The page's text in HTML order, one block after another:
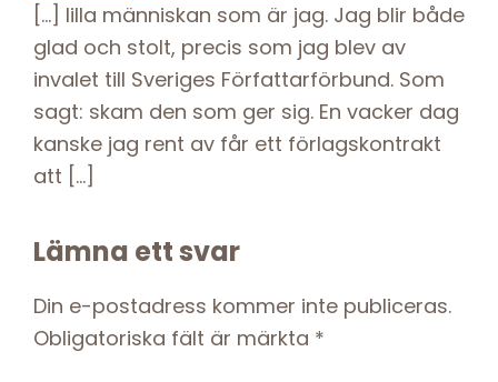
[…] lilla människan som är jag. Jag blir både
glad och stolt, precis som jag blev av
invalet till Sveriges Författarförbund. Som
sagt: skam den som ger sig. En vacker dag
kanske jag rent av får ett förlagskontrakt
att […]
Lämna ett svar
Din e-postadress kommer inte publiceras.
Obligatoriska fält är märkta *